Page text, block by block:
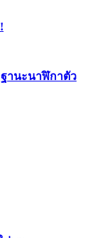
ฐานะนาฬิกาตัว